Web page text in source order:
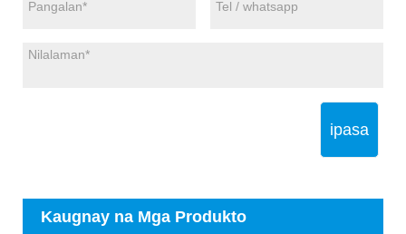
ipasa
Kaugnay na Mga Produkto